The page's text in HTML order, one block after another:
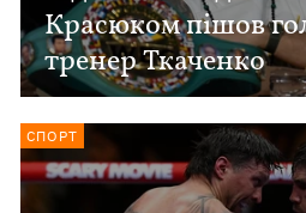
Красюком пішов
тренер Ткаченко
СПОРТ